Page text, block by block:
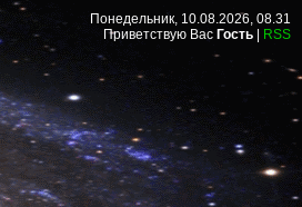
Понедельник, 10.08.2026, 08.31
Приветствую Вас Гость RSS